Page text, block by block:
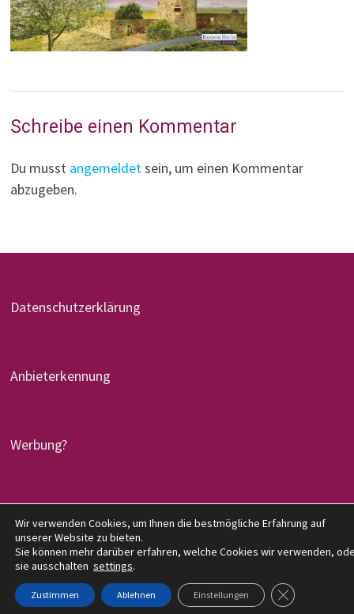
Schreibe einen Kommentar
Du musst angemeldetsein, um einen Kommentar
abzugeben.
Datenschutzerklärung
Anbieterkennung
Werbung?
Copyright © 2026denglers-buchkritik.de. Mit Stolz
präsentiert von WordPress
Wir verwenden Cookies, um Ihnen die bestmögliche Erfahrung auf
unserer Website zu bieten.
Sie können mehr darüber erfahren, welche Cookies wir verwenden,
sie ausschalten settings.
Zustimmen Ablehnen Einstellungen GDPR COOKIE-